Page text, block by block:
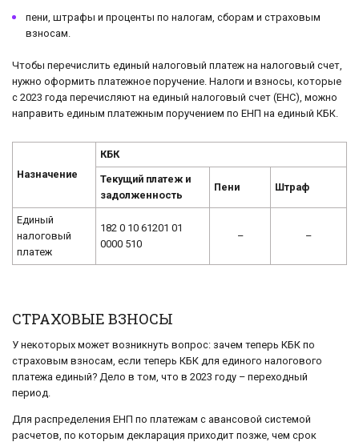
пени, штрафы и проценты по налогам, сборам и страховым
взносам.
Чтобы перечислить единый налоговый платеж на налоговый счет,
нужно оформить платежное поручение. Налоги и взносы, которые
с 2023 года перечисляют на единый налоговый счет (ЕНС), можно
направить единым платежным поручением по ЕНП на единый КБК.
Назначение
КБК
Текущий платеж и
задолженность
Пени Штраф
Единый
налоговый
платеж
182 0 10 61201 01
0000 510
– –
СТРАХОВЫЕ ВЗНОСЫ
У некоторых может возникнуть вопрос: зачем теперь КБК по
страховым взносам, если теперь КБК для единого налогового
платежа единый? Дело в том, что в 2023 году – переходный
период.
Для распределения ЕНП по платежам с авансовой системой
расчетов, по которым декларация приходит позже, чем срок